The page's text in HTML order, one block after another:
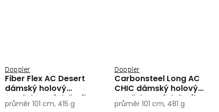
Fiber Flex AC Desert
dámský holový
vystřelovací deštník
Doppler
průměr 101 cm, 415 g
Carbonsteel Long AC
CHIC dámský holový
vystřelovací deštník
Doppler
průměr 101 cm, 481 g